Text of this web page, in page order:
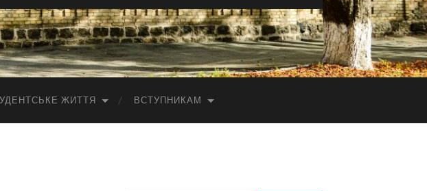
ЖИТТЯ ВСТУПНИКАМ